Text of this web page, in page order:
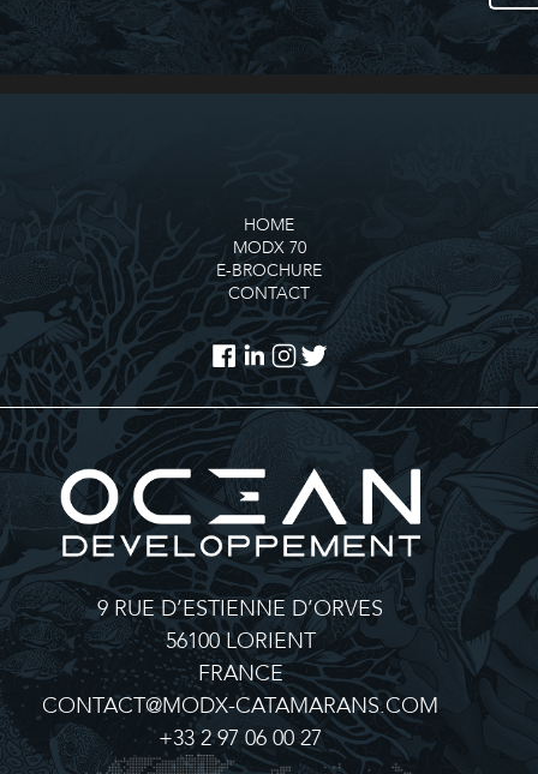
HOME
MODX 70
E-BROCHURE
CONTACT
9 RUE D’ESTIENNE D’ORVES
56100 LORIENT
FRANCE
CONTACT@MODX-CATAMARANS.COM
+33 2 97 06 00 27